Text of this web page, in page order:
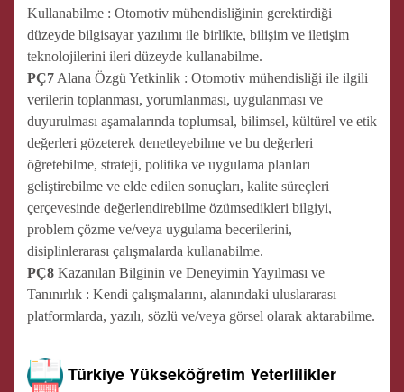
Kullanabilme : Otomotiv mühendisliğinin gerektirdiği
düzeyde bilgisayar yazılımı ile birlikte, bilişim ve iletişim
teknolojilerini ileri düzeyde kullanabilme.
PÇ7 Alana Özgü Yetkinlik : Otomotiv mühendisliği ile ilgili
verilerin toplanması, yorumlanması, uygulanması ve
duyurulması aşamalarında toplumsal, bilimsel, kültürel ve etik
değerleri gözeterek denetleyebilme ve bu değerleri
öğretebilme, strateji, politika ve uygulama planları
geliştirebilme ve elde edilen sonuçları, kalite süreçleri
çerçevesinde değerlendirebilme özümsedikleri bilgiyi,
problem çözme ve/veya uygulama becerilerini,
disiplinlerarası çalışmalarda kullanabilme.
PÇ8 Kazanılan Bilginin ve Deneyimin Yayılması ve
Tanınırlık : Kendi çalışmalarını, alanındaki uluslararası
platformlarda, yazılı, sözlü ve/veya görsel olarak aktarabilme.
Türkiye Yükseköğretim Yeterlilikler